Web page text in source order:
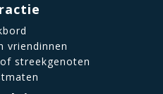
vriendinnen
streekgenoten